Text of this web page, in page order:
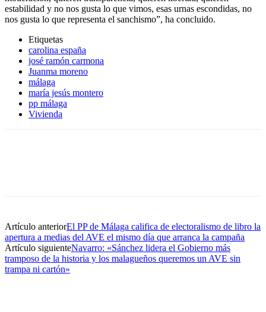
estabilidad y no nos gusta lo que vimos, esas urnas escondidas, no
nos gusta lo que representa el sanchismo”, ha concluido.
Etiquetas
carolina españa
josé ramón carmona
Juanma moreno
málaga
maría jesús montero
pp málaga
Vivienda
Artículo anteriorEl PP de Málaga califica de electoralismo de libro la
apertura a medias del AVE el mismo día que arranca la campaña
Artículo siguienteNavarro: «Sánchez lidera el Gobierno más
tramposo de la historia y los malagueños queremos un AVE sin
trampa ni cartón»